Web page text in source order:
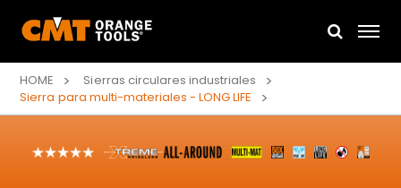
HOME
Sierras circulares industriales
Sierra para multi-materiales - LONG LIFE